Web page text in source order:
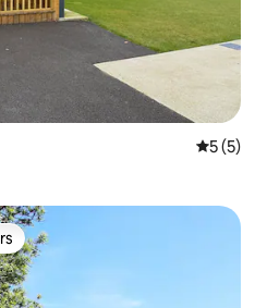
Note
5 (5)
les plus aimés